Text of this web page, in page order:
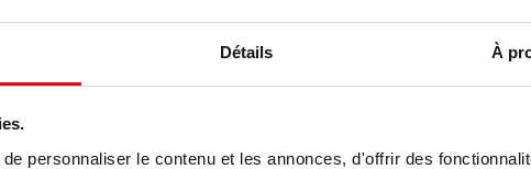
Détails À
personnaliser le contenu et les annonces, d'offrir des